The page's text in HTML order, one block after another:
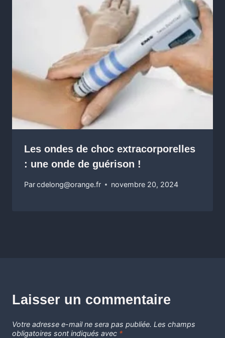
Les ondes de choc extracorporelles
: une onde de guérison !
Parcdelong@orange.fr novembre 20, 2024
Laisser un commentaire
Votre adresse e-mail ne sera pas publiée. Les champs
obligatoires sont indiqués avec *